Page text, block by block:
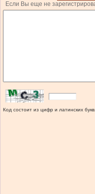
Если Вы еще не
Код состоит из цифр и латинских